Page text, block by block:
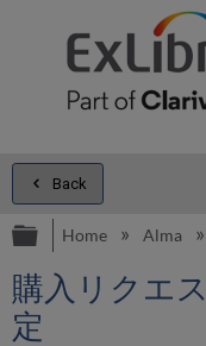
Back
Expand/
Home Alma
購入リクエ
定